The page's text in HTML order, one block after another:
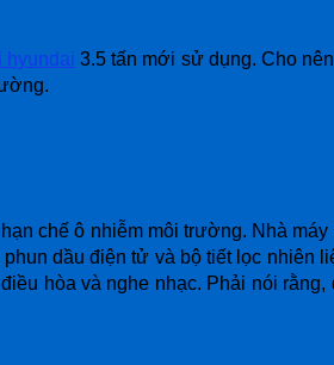
hyundai 3.5 tấn mới sử dụng. Cho
chế ô nhiễm môi trường. Nhà
dầu điện tử và bộ tiết lọc nhiên
hòa và nghe nhạc. Phải nói